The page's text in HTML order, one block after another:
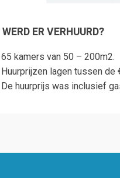
ER VERHUURD?
65 kamers van 50 – 200m2.
Huurprijzen lagen tussen de
De huurprijs was inclusief